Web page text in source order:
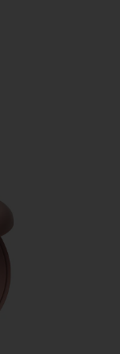
OPTIONS
BLUSH